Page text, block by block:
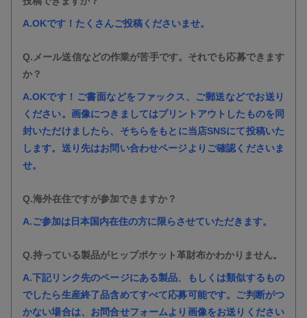
A.OKです！たくさんご投稿くださいませ。
Q.メール送信などの作業が苦手です。それでも応募できます
か？
A.OKです！ご書面などをファックス、ご郵送などでお送り
ください。画像につきましてはプリントアウトしたものを同
封いただけましたら、そちらをもとに当店SNSにて投稿いた
します。送り先はお問い合わせページよりご確認くださいま
せ。
Q.海外在住ですが参加できますか？
A.ご参加は日本国内在住の方に限らさせていただきます。
Q.持っている製品がヒップポケット革財布かわかりません。
A.下記リンク先のページにある製品、もしくは類似するもの
でしたら生産終了品含めてすべて応募可能です。ご判断がつ
かない場合は、お問合せフォームより画像をお送りください